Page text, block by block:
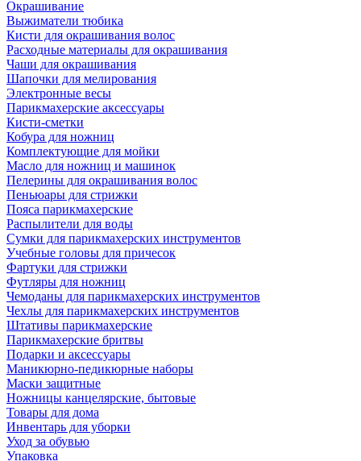
Окрашивание
Выжиматели тюбика
Кисти для окрашивания волос
Расходные материалы для окрашивания
Чаши для окрашивания
Шапочки для мелирования
Электронные весы
Парикмахерские аксессуары
Кисти-сметки
Кобура для ножниц
Комплектующие для мойки
Масло для ножниц и машинок
Пелерины для окрашивания волос
Пеньюары для стрижки
Пояса парикмахерские
Распылители для воды
Сумки для парикмахерских инструментов
Учебные головы для причесок
Фартуки для стрижки
Футляры для ножниц
Чемоданы для парикмахерских инструментов
Чехлы для парикмахерских инструментов
Штативы парикмахерские
Парикмахерские бритвы
Подарки и аксессуары
Маникюрно-педикюрные наборы
Маски защитные
Ножницы канцелярские, бытовые
Товары для дома
Инвентарь для уборки
Уход за обувью
Упаковка